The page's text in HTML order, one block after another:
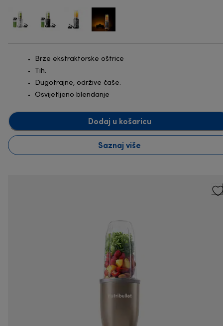
Brze ekstraktorske oštrice
Tih.
Dugotrajne, održive čaše.
Osvijetljeno blendanje
Dodaj u košaricu
Saznaj više